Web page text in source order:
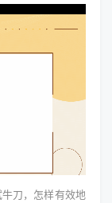
刀，怎样有效地